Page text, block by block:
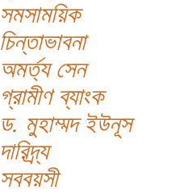
সমসাময়িক
চিন্তাভাবনা
অমর্ত্য সেন
গ্রামীণ ব্যাংক
ড. মুহাম্মদ ইউনূস
দারিদ্র্য
সববয়সী